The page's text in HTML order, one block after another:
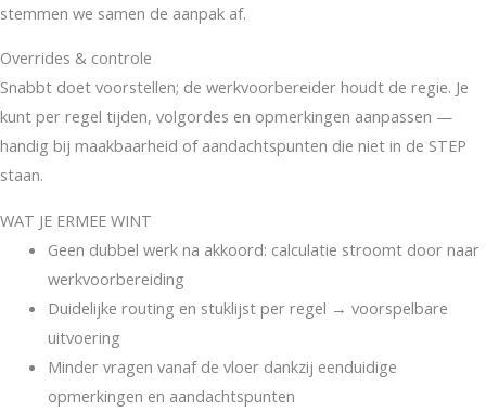
stemmen we samen de aanpak af.
Overrides & controle
Snabbt doet voorstellen; de werkvoorbereider houdt de regie. Je
kunt per regel tijden, volgordes en opmerkingen aanpassen —
handig bij maakbaarheid of aandachtspunten die niet in de STEP
staan.
WAT JE ERMEE WINT
Geen dubbel werk na akkoord: calculatie stroomt door naar
werkvoorbereiding
Duidelijke routing en stuklijst per regel → voorspelbare
uitvoering
Minder vragen vanaf de vloer dankzij eenduidige
opmerkingen en aandachtspunten